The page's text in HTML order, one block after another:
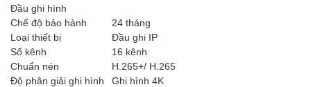
Đầu ghi hình
Chế độ bảo hành
24 tháng
Loại thiết bị
Đầu ghi IP
Số kênh
16 kênh
Chuẩn nén
H.265+/ H.265
Độ phân giải ghi hình
Ghi hình 4K